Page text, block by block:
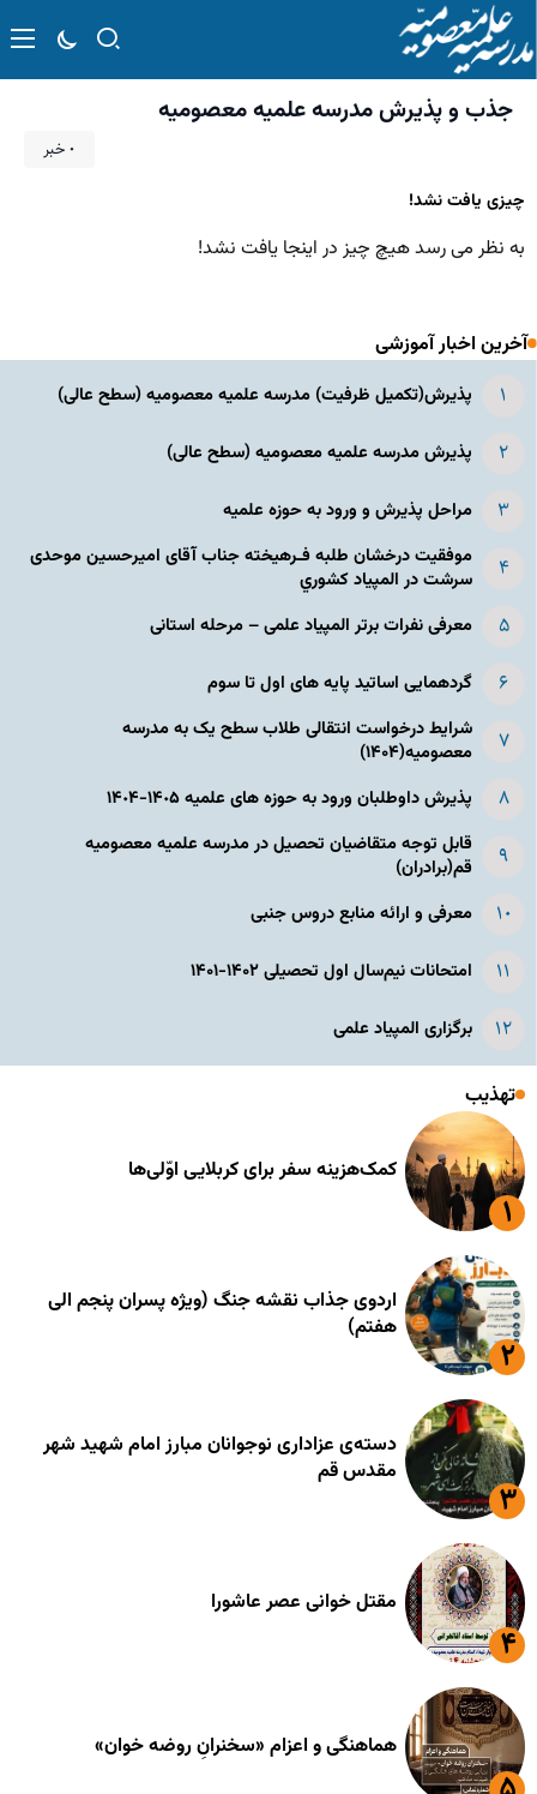
جذب و پذیرش مدرسه علمیه معصومیه
۰ خبر
چیزی یافت نشد!
به نظر می رسد هیچ چیز در اینجا یافت نشد!
آخرین اخبار آموزشی
پذیرش(تکمیل ظرفیت) مدرسه علمیه معصومیه‌ (سطح عالی)
پذیرش مدرسه علمیه معصومیه‌ (سطح عالی)
مراحل پذیرش و ورود به حوزه علمیه
موفقیت درخشان طلبه فـرهیخته جناب آقای امیرحسین موحدی
سرشت در المپياد كشوري
معرفی نفرات برتر المپیاد علمی – مرحله استانی
گردهمایی اساتید پایه های اول تا سوم
شرایط درخواست انتقالی طلاب سطح یک به مدرسه
معصومیه(۱۴۰۴)
پذیرش داوطلبان ورود به حوزه های علمیه ١۴٠۵-١۴٠۴
قابل توجه متقاضیان تحصیل در مدرسه علمیه معصومیه
قم(برادران)
معرفی و ارائه منابع دروس جنبی
امتحانات نیم‌سال اول تحصیلی ۱۴۰۲-۱۴۰۱
برگزاری المپیاد علمی
تهذیب
کمک‌هزینه سفر برای کربلایی اوّلی‌ها
اردوی جذاب نقشه جنگ (ویژه پسران پنجم الی
هفتم)
دسته‌ی عزاداری نوجوانان مبارز امام شهید شهر
مقدس قم
مقتل خوانی عصر عاشورا
هماهنگی و اعزام «سخنرانِ روضه خوان»